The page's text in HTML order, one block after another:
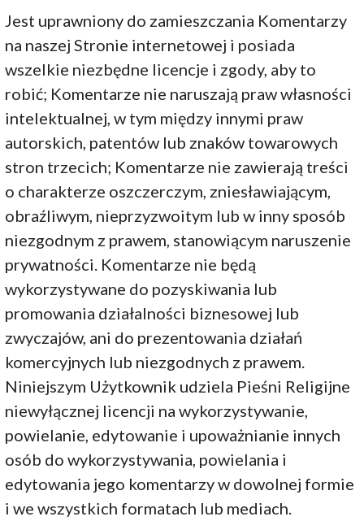
Jest uprawniony do zamieszczania Komentarzy
na naszej Stronie internetowej i posiada
wszelkie niezbędne licencje i zgody, aby to
robić; Komentarze nie naruszają praw własności
intelektualnej, w tym między innymi praw
autorskich, patentów lub znaków towarowych
stron trzecich; Komentarze nie zawierają treści
o charakterze oszczerczym, zniesławiającym,
obraźliwym, nieprzyzwoitym lub w inny sposób
niezgodnym z prawem, stanowiącym naruszenie
prywatności. Komentarze nie będą
wykorzystywane do pozyskiwania lub
promowania działalności biznesowej lub
zwyczajów, ani do prezentowania działań
komercyjnych lub niezgodnych z prawem.
Niniejszym Użytkownik udziela Pieśni Religijne
niewyłącznej licencji na wykorzystywanie,
powielanie, edytowanie i upoważnianie innych
osób do wykorzystywania, powielania i
edytowania jego komentarzy w dowolnej formie
i we wszystkich formatach lub mediach.